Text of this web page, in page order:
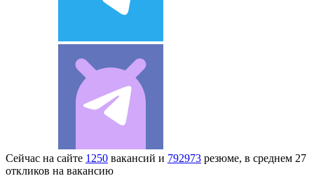
Сейчас на сайте 1250 вакансий и 792973 резюме, в среднем 27
откликов на вакансию